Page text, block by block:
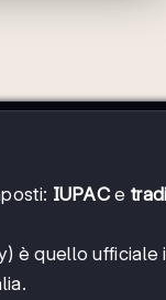
IUPAC e
è quello ufficiale